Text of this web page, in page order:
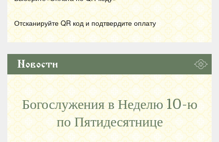
Отсканируйте QR код и подтвердите оплату
Новости
Богослужения в Неделю 10-ю
по Пятидесятнице